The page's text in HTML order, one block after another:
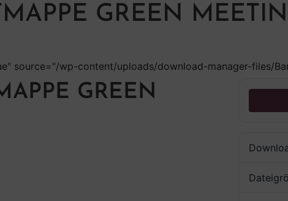
GREEN
source="/wp-content/uploads/download-manager-files/
GREEN